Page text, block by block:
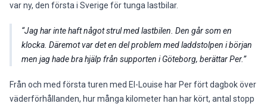
var ny, den första i Sverige för tunga lastbilar.
Jag har inte haft något strul med lastbilen. Den går som en
klocka. Däremot var det en del problem med laddstolpen i början
men jag hade bra hjälp från supporten i Göteborg, berättar Per.
Från och med första turen med El-Louise har Per fört dagbok över
väderförhållanden, hur många kilometer han har kört, antal stopp